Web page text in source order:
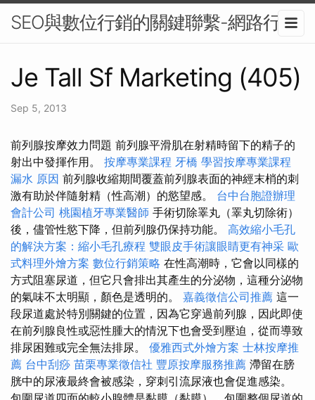
SEO與數位行銷的關鍵聯繫-網路行銷
Je Tall Sf Marketing (405)
Sep 5, 2013
前列腺按摩效力問題 前列腺平滑肌在射精時留下的精子的
射出中發揮作用。 按摩專業課程 牙橋 學習按摩專業課程
漏水 原因 前列腺收縮期間覆蓋前列腺表面的神經末梢的刺
激有助於伴隨射精（性高潮）的慾望感。 台中台胞證辦理
會計公司 桃園植牙專業醫師 手術切除睪丸（睪丸切除術）
後，儘管性慾下降，但前列腺仍保持功能。 高效縮小毛孔
的解決方案：縮小毛孔療程 雙眼皮手術讓眼睛更有神采 歐
式料理外燴方案 數位行銷策略 在性高潮時，它會以同樣的
方式阻塞尿道，但它只會排出其產生的分泌物，這種分泌物
的氣味不太明顯，顏色是透明的。 嘉義徵信公司推薦 這一
段尿道處於特別關鍵的位置，因為它穿過前列腺，因此即使
在前列腺良性或惡性腫大的情況下也會受到壓迫，從而導致
排尿困難或完全無法排尿。 優雅西式外燴方案 士林按摩推
薦 台中刮痧 苗栗專業徵信社 豐原按摩服務推薦 滯留在膀
胱中的尿液最終會被感染，穿刺引流尿液也會促進感染。